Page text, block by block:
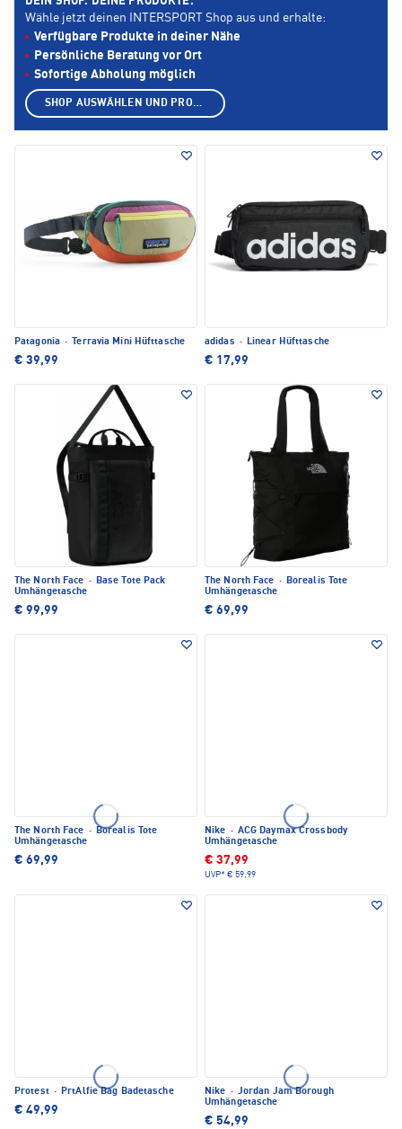
Patagonia · Terravia Mini Hüfttasche
€ 39,99
adidas · Linear Hüfttasche
€ 17,99
The North Face · Base Tote Pack
Umhängetasche
€ 99,99
The North Face · Borealis Tote
Umhängetasche
€ 69,99
The North Face · Borealis Tote
Umhängetasche
€ 69,99
Nike · ACG Daymax Crossbody
Umhängetasche
€ 37,99
UVP* € 59,99
Protest · PrtAlfie Bag Badetasche
€ 49,99
Nike · Jordan Jam Borough
Umhängetasche
€ 54,99
Wähle jetzt deinen INTERSPORT Shop aus und erhalte:
Verfügbare Produkte in deiner Nähe
Persönliche Beratung vor Ort
Sofortige Abholung möglich
SHOP AUSWÄHLEN UND PRODUKTE ANZEIGEN